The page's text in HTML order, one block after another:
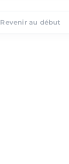
Revenir au début